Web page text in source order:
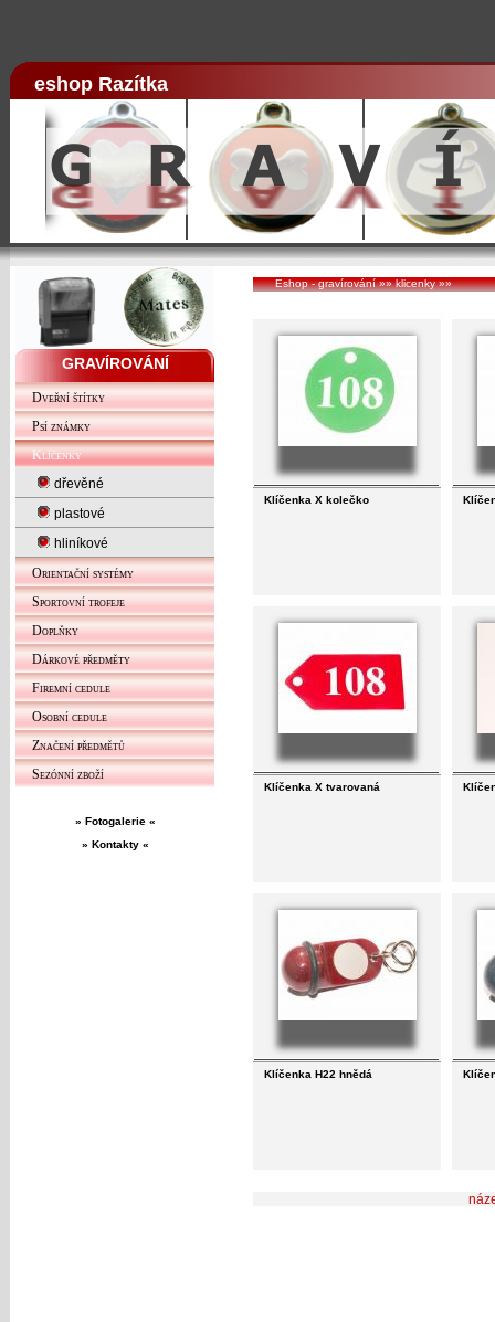
eshop Razítka
GRAVÍROVÁNÍ
Dveřní štítky
Psí známky
Klíčenky
dřevěné
plastové
hliníkové
Orientační systémy
Sportovní trofeje
Doplňky
Dárkové předměty
Firemní cedule
Osobní cedule
Značení předmětů
Sezónní zboží
» Fotogalerie «
» Kontakty «
Eshop - gravírování»»klicenky»»
Klíčenka X kolečko
Klíčenka X tvarovaná
Klíčenka H22 hnědá